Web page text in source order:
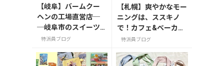
【岐阜】バームクー
ヘンの工場直営店─
─岐阜市のスイーツ
スポット「FLEUR
特派員ブログ
【札幌】爽やかなモー
ニングは、ススキノ
で！カフェ&べーカリ
ー「ESPRESSO D WO
ディーワークス）
特派員ブログ